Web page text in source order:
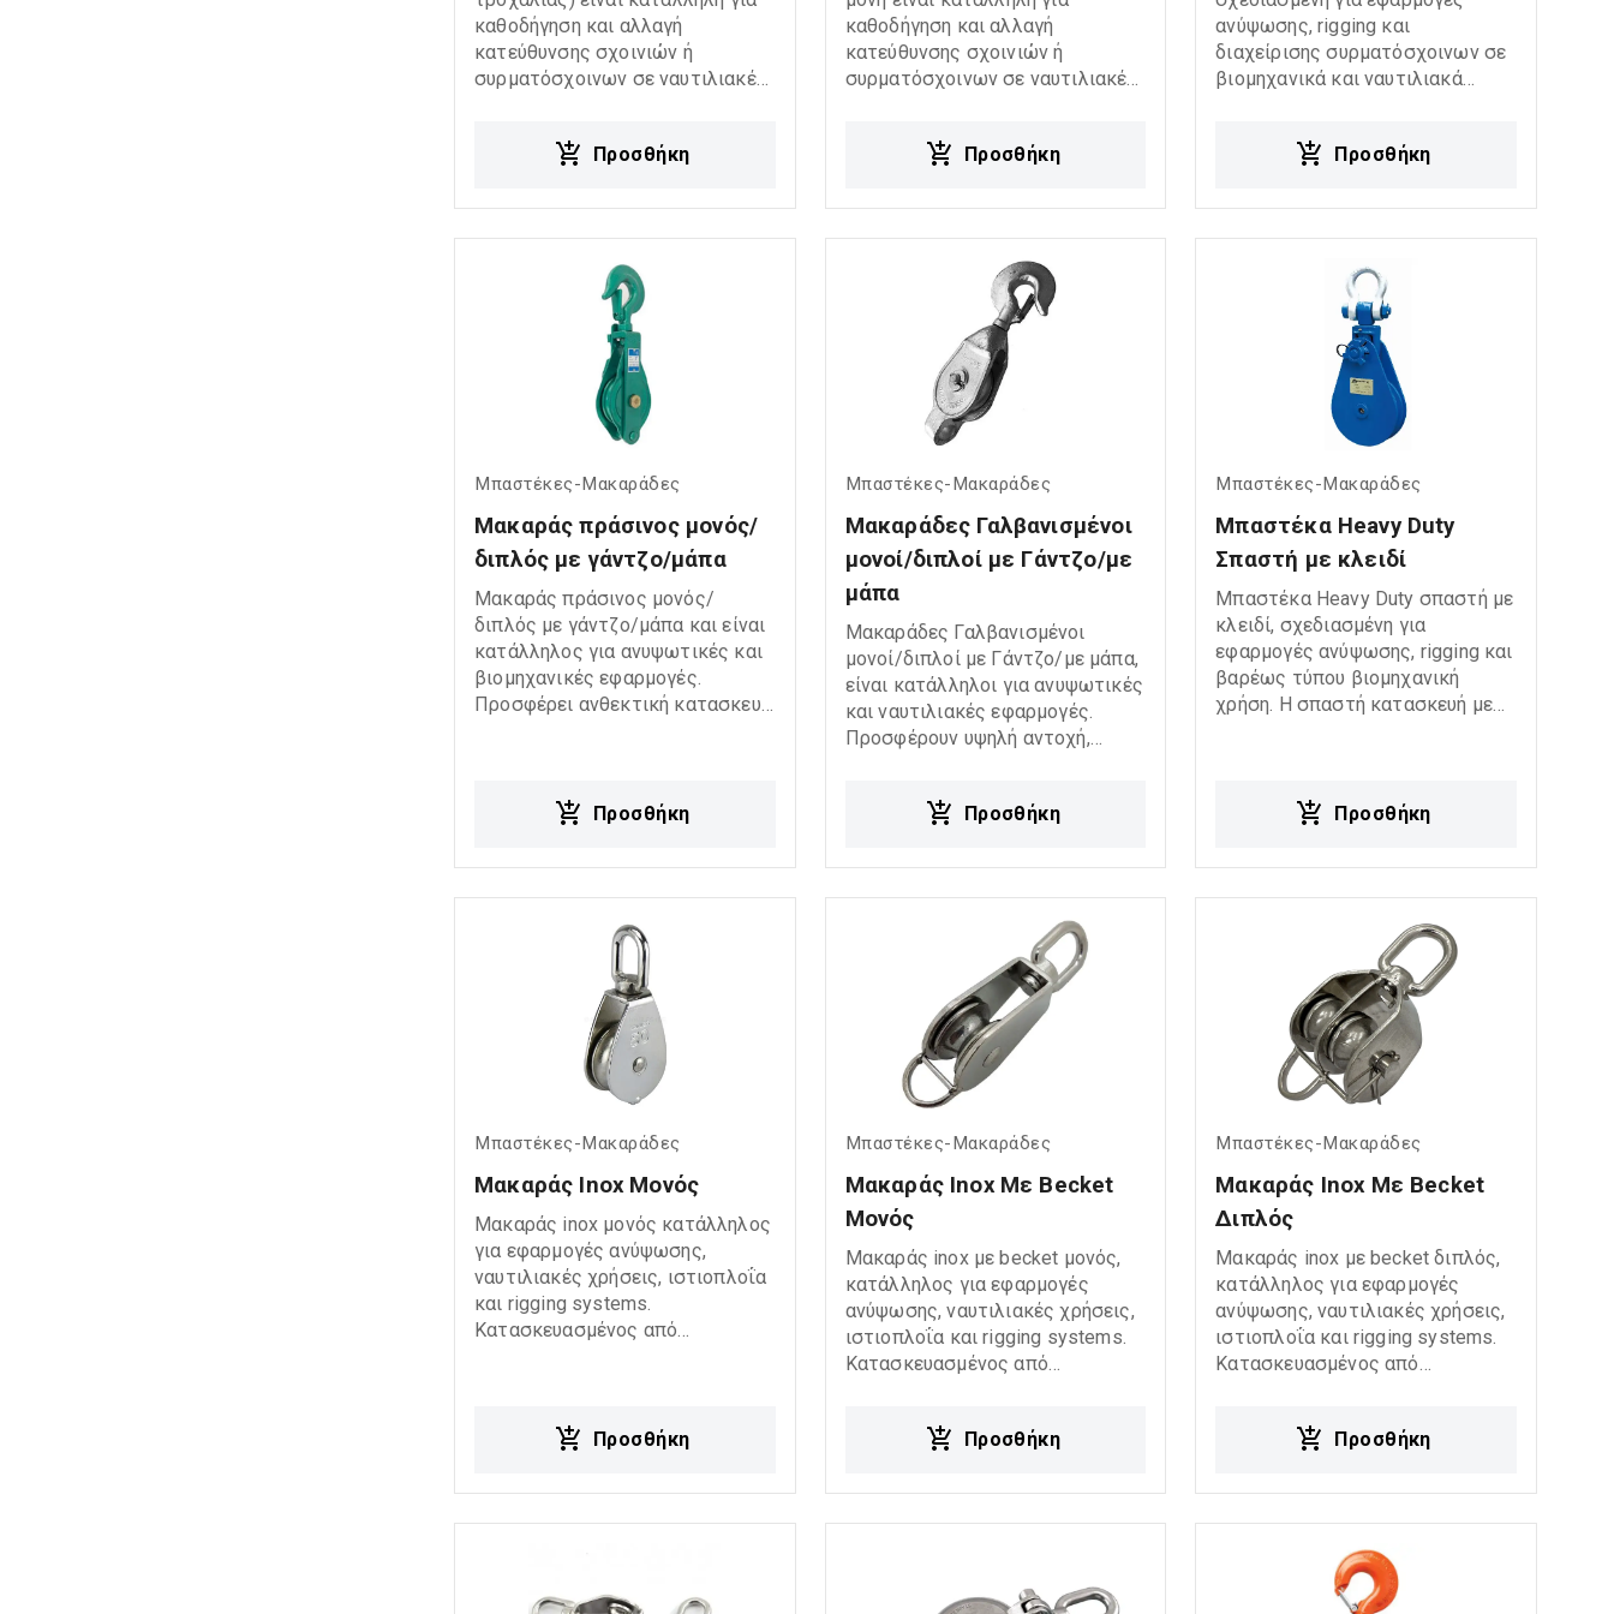
καθοδήγηση και αλλαγή
κατεύθυνσης σχοινιών ή
συρματόσχοινων σε ναυτιλιακές
ομαλή λειτουργία και αξιόπιστη
συνθήκες εργασίας.
Προσθήκη
καθοδήγηση και αλλαγή
κατεύθυνσης σχοινιών ή
συρματόσχοινων σε ναυτιλιακές
ομαλή λειτουργία και αξιόπιστη
συνθήκες εργασίας.
Προσθήκη
ανύψωσης, rigging και
διαχείρισης συρματόσχοινων σε
βιομηχανικά και ναυτιλιακά
γρήγορη τοποθέτηση του
τροχαλία εξασφαλίζει ομαλή
λειτουργία και αξιόπιστη
συρματόσχοινων Συστήματα
ανύψωσης Rigging systems
Γερανούς και hoisting systems
Βιομηχανικές και ναυτιλιακές
Προσθήκη
Μπαστέκες-Μακαράδες
Μακαράς πράσινος μονός/
διπλός με γάντζο/μάπα
Μακαράς πράσινος μονός/
διπλός με γάντζο/μάπα και είναι
κατάλληλος για ανυψωτικές και
βιομηχανικές εφαρμογές.
Προσφέρει ανθεκτική κατασκευή,
Προσθήκη
Μπαστέκες-Μακαράδες
Μακαράδες Γαλβανισμένοι
μονοί/διπλοί με Γάντζο/με
μάπα
Μακαράδες Γαλβανισμένοι
μονοί/διπλοί με Γάντζο/με μάπα,
είναι κατάλληλοι για ανυψωτικές
και ναυτιλιακές εφαρμογές.
Προσφέρουν υψηλή αντοχή,
αξιόπιστη απόδοση σε
Προσθήκη
Μπαστέκες-Μακαράδες
Μπαστέκα Heavy Duty
Σπαστή με κλειδί
Μπαστέκα Heavy Duty σπαστή με
κλειδί, σχεδιασμένη για
εφαρμογές ανύψωσης, rigging και
βαρέως τύπου βιομηχανική
χρήση. Η σπαστή κατασκευή με
duty κατασκευή προσφέρει υψηλή
σε demanding lifting
systems Rigging systems Heavy
lifting operations Βιομηχανικές
και ναυτιλιακές χρήσεις
Προσθήκη
Μπαστέκες-Μακαράδες
Μακαράς Inox Μονός
Μακαράς inox μονός κατάλληλος
για εφαρμογές ανύψωσης,
ναυτιλιακές χρήσεις, ιστιοπλοΐα
και rigging systems.
Κατασκευασμένος από
αξιόπιστη λειτουργία ακόμη και
περιβάλλοντα. Η μονή τροχαλία
για σχοινιά και συστήματα
Προσθήκη
Μπαστέκες-Μακαράδες
Μακαράς Inox Με Becket
Μονός
Μακαράς inox με becket μονός,
κατάλληλος για εφαρμογές
ανύψωσης, ναυτιλιακές χρήσεις,
ιστιοπλοΐα και rigging systems.
Κατασκευασμένος από
αντοχή στη διάβρωση και
σε απαιτητικά ή θαλάσσια
περιβάλλοντα. Το becket
ενώ η μονή τροχαλία εξασφαλίζει
Προσθήκη
Μπαστέκες-Μακαράδες
Μακαράς Inox Με Becket
Διπλός
Μακαράς inox με becket διπλός,
κατάλληλος για εφαρμογές
ανύψωσης, ναυτιλιακές χρήσεις,
ιστιοπλοΐα και rigging systems.
Κατασκευασμένος από
αντοχή στη διάβρωση και
σε απαιτητικά ή θαλάσσια
περιβάλλοντα. Το becket
επιτρέπει ασφαλή στερέωση του
σχοινιού ή του συρματόσχοινου,
ενώ η διπλή τροχαλία
Προσθήκη